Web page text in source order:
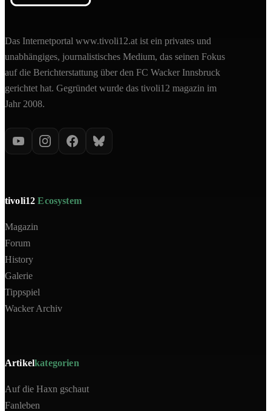
Das Internetportal www.tivoli12.at ist ein privates und
unabhängiges, journalistisches Medium, das seinen Fokus
auf die Berichterstattung über den FC Wacker Innsbruck
gerichtet hat. Gegründet wurde das tivoli12 magazin im
Jahr 2008.
tivoli12Ecosystem
Magazin
Forum
History
Galerie
Tippspiel
Wacker Archiv
Artikelkategorien
Auf die Haxn gschaut
Fanleben